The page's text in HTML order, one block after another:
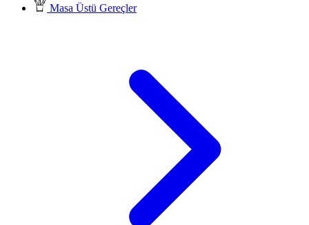
Masa Üstü Gereçler